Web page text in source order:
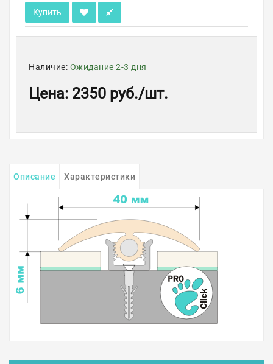
Купить
Наличие: Ожидание 2-3 дня
Цена: 2350 руб./шт.
Описание Характеристики